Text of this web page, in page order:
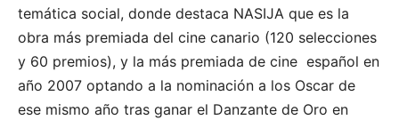
temática social, donde destaca NASIJA que es la
obra más premiada del cine canario (120 selecciones
y 60 premios), y la más premiada de cine español en
año 2007 optando a la nominación a los Oscar de
ese mismo año tras ganar el Danzante de Oro en